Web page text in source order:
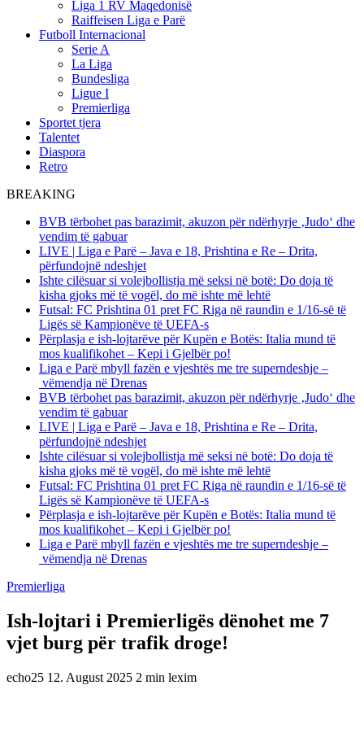
Liga 1 RV Maqedonisë
Raiffeisen Liga e Parë
Futboll Internacional
Serie A
La Liga
Bundesliga
Ligue I
Premierliga
Sportet tjera
Talentet
Diaspora
Retro
BREAKING
BVB tërbohet pas barazimit, akuzon për ndërhyrje ‚Judo‘ dhe
vendim të gabuar
LIVE | Liga e Parë – Java e 18, Prishtina e Re – Drita,
përfundojnë ndeshjet
Ishte cilësuar si volejbollistja më seksi në botë: Do doja të
kisha gjoks më të vogël, do më ishte më lehtë
Futsal: FC Prishtina 01 pret FC Riga në raundin e 1/16-së të
Ligës së Kampionëve të UEFA-s
Përplasja e ish-lojtarëve për Kupën e Botës: Italia mund të
mos kualifikohet – Kepi i Gjelbër po!
Liga e Parë mbyll fazën e vjeshtës me tre superndeshje –
vëmendja në Drenas
BVB tërbohet pas barazimit, akuzon për ndërhyrje ‚Judo‘ dhe
vendim të gabuar
LIVE | Liga e Parë – Java e 18, Prishtina e Re – Drita,
përfundojnë ndeshjet
Ishte cilësuar si volejbollistja më seksi në botë: Do doja të
kisha gjoks më të vogël, do më ishte më lehtë
Futsal: FC Prishtina 01 pret FC Riga në raundin e 1/16-së të
Ligës së Kampionëve të UEFA-s
Përplasja e ish-lojtarëve për Kupën e Botës: Italia mund të
mos kualifikohet – Kepi i Gjelbër po!
Liga e Parë mbyll fazën e vjeshtës me tre superndeshje –
vëmendja në Drenas
Premierliga
Ish-lojtari i Premierligës dënohet me 7
vjet burg për trafik droge!
echo25 12. August 2025 2 min lexim